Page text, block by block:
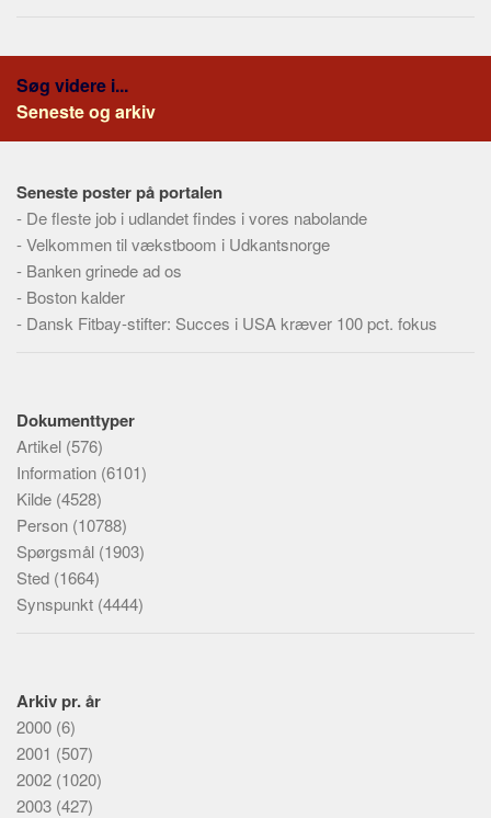
Søg videre i...
Seneste og arkiv
Seneste poster på portalen
- De fleste job i udlandet findes i vores nabolande
-Velkommen til vækstboom i Udkantsnorge
- Banken grinede ad os
- Boston kalder
- Dansk Fitbay-stifter: Succes i USA kræver 100 pct. fokus
Dokumenttyper
Artikel (576)
Information (6101)
Kilde (4528)
Person (10788)
Spørgsmål (1903)
Sted (1664)
Synspunkt (4444)
Arkiv pr. år
2000 (6)
2001 (507)
2002 (1020)
2003 (427)